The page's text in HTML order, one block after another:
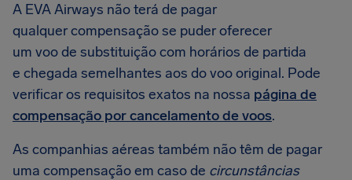
A EVA Airways não terá de pagar
qualquer compensação se puder oferecer
um voo de substituição com horários de partida
e chegada semelhantes aos do voo original. Pode
verificar os requisitos exatos na nossa página de
compensação por cancelamento de voos.
As companhias aéreas também não têm de pagar
uma compensação em caso de circunstâncias